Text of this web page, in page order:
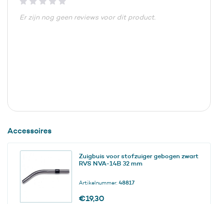
Er zijn nog geen reviews voor dit product.
Accessoires
Zuigbuis voor stofzuiger gebogen zwart
RVS NVA-14B 32 mm
Artikelnummer: 48817
€19,30